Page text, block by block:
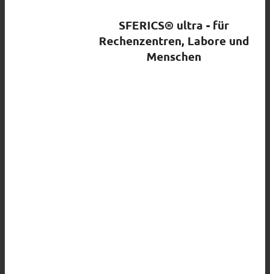
SFERICS® ultra - für
Rechenzentren, Labore und
Menschen